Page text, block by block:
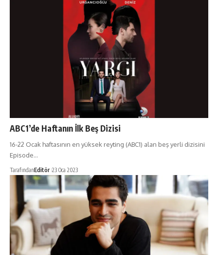
ABC1’de Haftanın İlk Beş Dizisi
16-22 Ocak haftasının en yüksek reyting (ABC1) alan beş yerli dizisini
Episode…
TarafındanEditör 23 Oca 2023